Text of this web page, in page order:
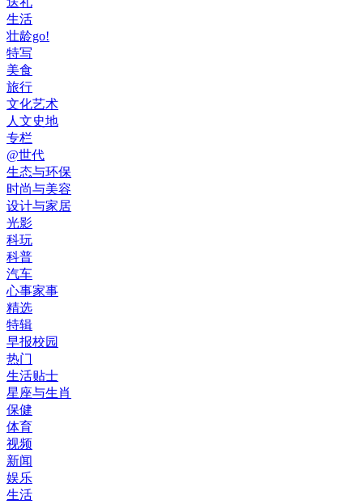
生活
壮龄go!
特写
美食
旅行
文化艺术
人文史地
专栏
@世代
生态与环保
时尚与美容
设计与家居
光影
科玩
科普
汽车
心事家事
精选
特辑
早报校园
热门
生活贴士
星座与生肖
保健
体育
视频
新闻
娱乐
生活